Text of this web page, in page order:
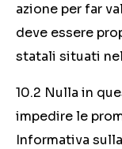
azione per far
deve essere
statali situati
10.2 Nulla in
impedire le
Informativa sulla